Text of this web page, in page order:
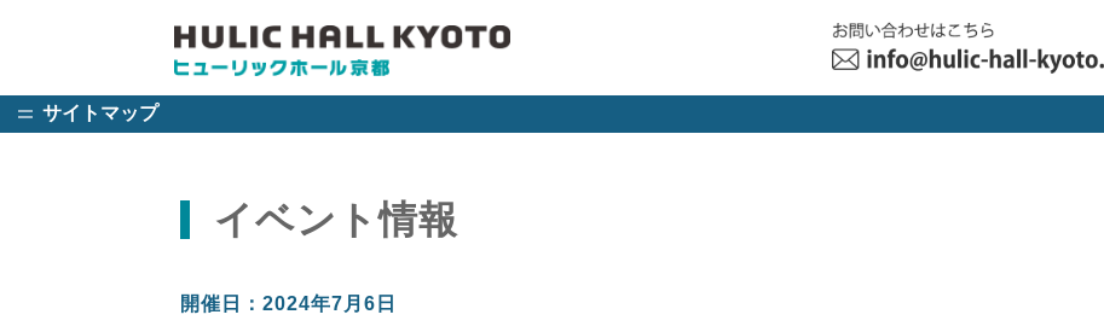
サイトマップ
イベント情報
開催日：2024年7月6日